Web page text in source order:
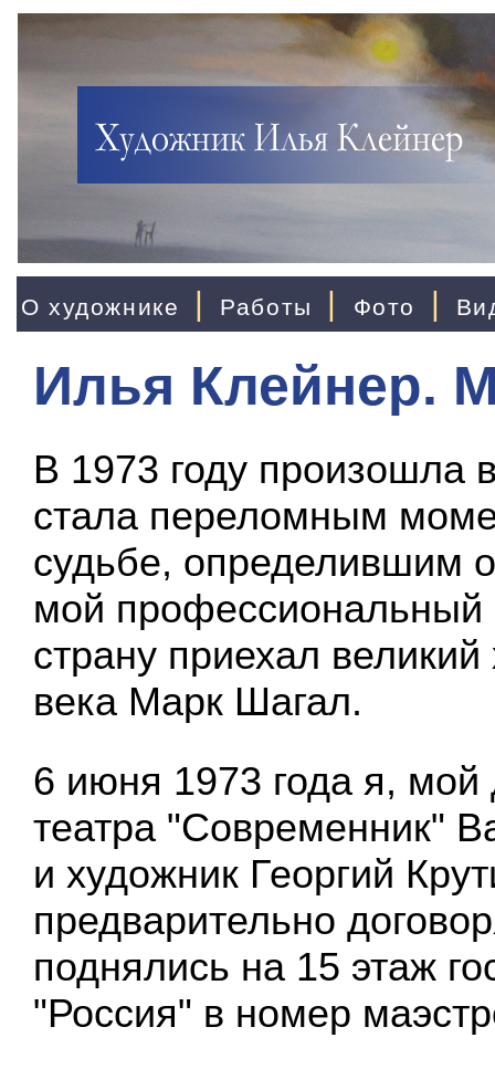
О художнике | Работы | Фото |
Илья Клейнер.
В 1973 году произошла
стала переломным
судьбе, определившим
мой
страну приехал
века Марк Шагал.
6 июня 1973 года я, мой
театра "Современник"
и художник Георгий
предварительно
поднялись на 15 этаж
"Россия" в номер